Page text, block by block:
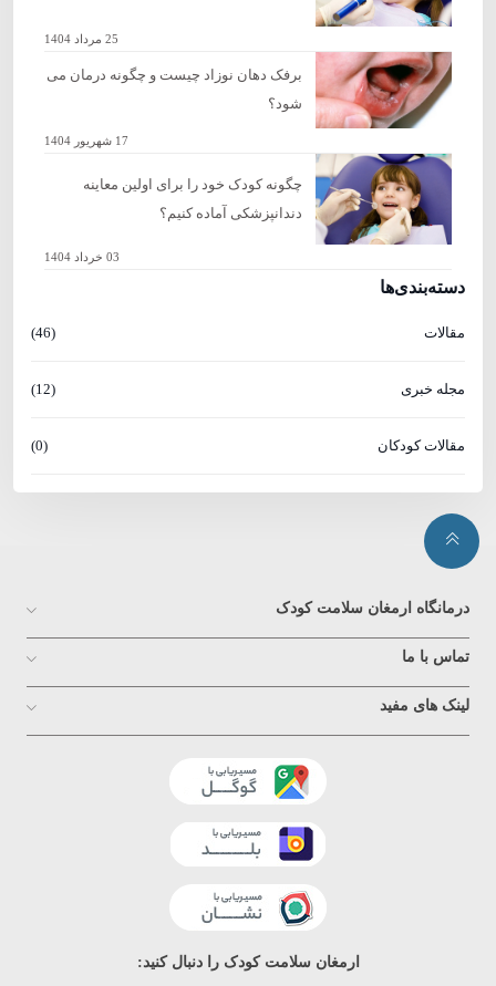
25 مرداد 1404
برفک دهان نوزاد چیست و چگونه درمان می
شود؟
17 شهریور 1404
چگونه کودک خود را برای اولین معاینه
دندانپزشکی آماده کنیم؟
03 خرداد 1404
دسته‌بندی‌ها
مقالات (46)
مجله خبری (12)
مقالات کودکان (0)
درمانگاه ارمغان سلامت کودک
تماس با ما
لینک های مفید
ارمغان سلامت کودک را دنبال کنید: